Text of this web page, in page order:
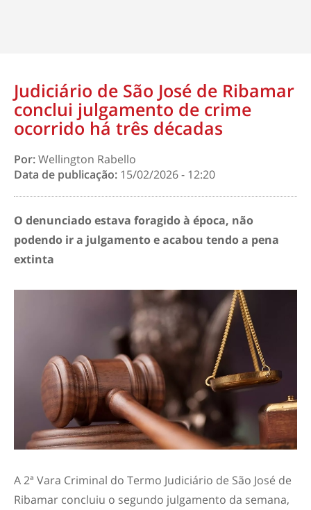
Judiciário de São José de Ribamar
conclui julgamento de crime
ocorrido há três décadas
Por:Wellington Rabello
Data de publicação: 15/02/2026 - 12:20
O denunciado estava foragido à época, não
podendo ir a julgamento e acabou tendo a pena
extinta
A 2ª Vara Criminal do Termo Judiciário de São José de
Ribamar concluiu o segundo julgamento da semana,